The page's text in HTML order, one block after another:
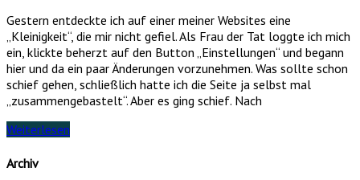
Gestern entdeckte ich auf einer meiner Websites eine
„Kleinigkeit“, die mir nicht gefiel. Als Frau der Tat loggte ich mich
ein, klickte beherzt auf den Button „Einstellungen“ und begann
hier und da ein paar Änderungen vorzunehmen. Was sollte schon
schief gehen, schließlich hatte ich die Seite ja selbst mal
„zusammengebastelt“. Aber es ging schief. Nach
Weiterlesen
Archiv